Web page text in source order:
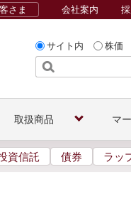
サイト内 株価
さま 会社案内
取扱商品 マ
資信託 債券 ラッ